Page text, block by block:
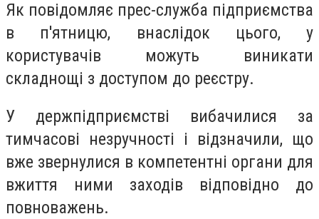
Як повідомляє прес-служба підприємства
в п'ятницю, внаслідок цього, у
користувачів можуть виникати
складнощі з доступом до реєстру.
У держпідприємстві вибачилися за
тимчасові незручності і відзначили, що
вже звернулися в компетентні органи для
вжиття ними заходів відповідно до
повноважень.